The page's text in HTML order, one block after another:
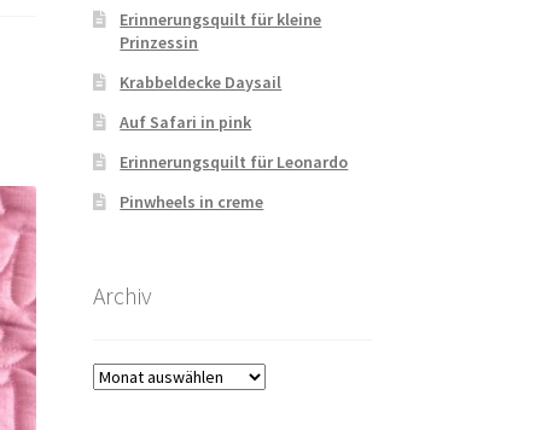
Erinnerungsquilt für kleine
Prinzessin
Krabbeldecke Daysail
Auf Safari in pink
Erinnerungsquilt für Leonardo
Pinwheels in creme
Archiv
Archiv